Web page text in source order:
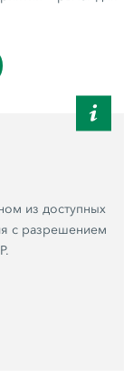
из доступных
с разрешением